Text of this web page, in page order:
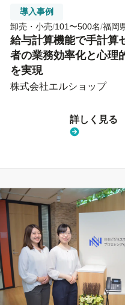
導入事例
卸売・小売 101〜500名 福岡
給与計算機能で手計算
者の業務効率化と心理
を実現
株式会社エルショップ
詳しく見る